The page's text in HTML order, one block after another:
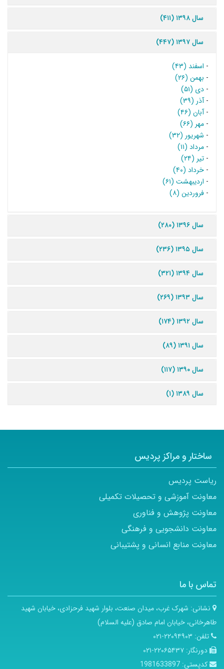
سال ۱۳۹۸ (۴۱۱)
سال ۱۳۹۷ (۴۴۷)
- اسفند (۴۳)
- بهمن (۲۶)
- دی (۵۱)
-آذر (۳۹)
-آبان (۴۶)
- مهر (۶۶)
- شهریور (۳۲)
- مرداد (۱۱)
- تیر (۲۴)
- خرداد (۴۰)
- اردیبهشت (۶۱)
- فروردین (۸)
سال ۱۳۹۶ (۲۸۰)
سال ۱۳۹۵ (۲۳۶)
سال ۱۳۹۴ (۳۲۱)
سال ۱۳۹۳ (۲۶۹)
سال ۱۳۹۲ (۱۷۴)
سال ۱۳۹۱ (۸۹)
سال ۱۳۹۰ (۱۱۷)
سال ۱۳۸۹ (۱)
ساختار و مراکز پردیس
ریاست پردیس
معاونت آموزشی و تحصیلات تکمیلی
معاونت پژوهش و فناوری
معاونت دانشجویی و فرهنگی
معاونت منابع انسانی و پشتیبانی
تماس با ما
نشانی: شهرک غرب، میدان صنعت، بلوار شهید فرحزادی، خیابان شهید
طاهرخانی، خیابان امام صادق (علیه السلام)
تلفن: ۲۲۰۹۴۹۰۳-۰۲۱
دورنگار: ۲۲۰۶۵۴۳۷-۰۲۱
کدپستی: 1981633897